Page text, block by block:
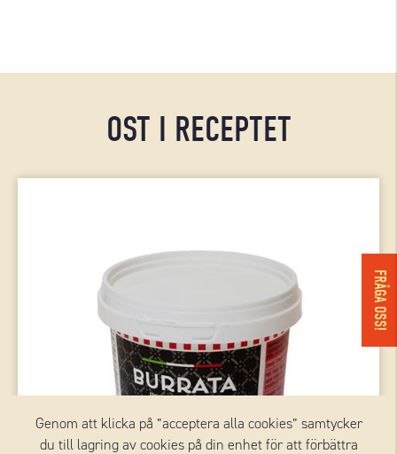
Genom att klicka på ”acceptera alla cookies” samtycker
du till lagring av cookies på din enhet för att förbättra
OST I RECEPTET
FRÅGA OSS!